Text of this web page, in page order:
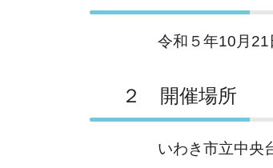
令和５年10月21日
２ 開催場所
いわき市立中央台公